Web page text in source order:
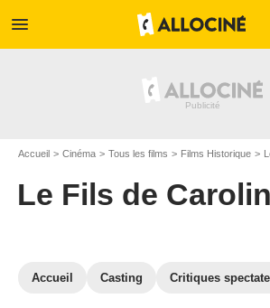
menu
Accueil Cinéma Tous les films Films Historique
Le Fils de
Accueil Casting Critiques